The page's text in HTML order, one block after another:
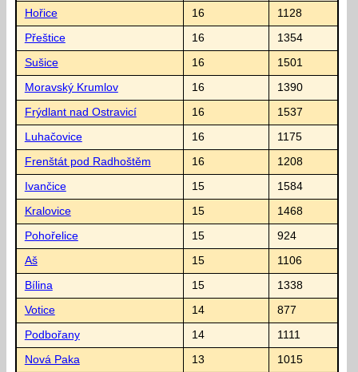
Hořice 16 1128
Přeštice 16 1354
Sušice 16 1501
Moravský Krumlov 16 1390
Frýdlant nad Ostravicí 16 1537
Luhačovice 16 1175
Frenštát pod Radhoštěm 16 1208
Ivančice 15 1584
Kralovice 15 1468
Pohořelice 15 924
Aš 15 1106
Bílina 15 1338
Votice 14 877
Podbořany 14 1111
Nová Paka 13 1015